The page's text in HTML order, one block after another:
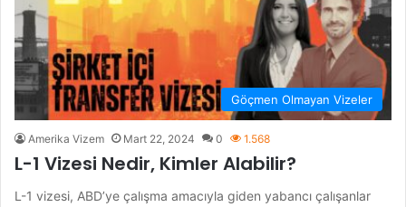
Göçmen Olmayan Vizeler
Amerika Vizem Mart 22, 2024 0 1.568
L-1 Vizesi Nedir, Kimler Alabilir?
L-1 vizesi, ABD’ye çalışma amacıyla giden yabancı çalışanlar